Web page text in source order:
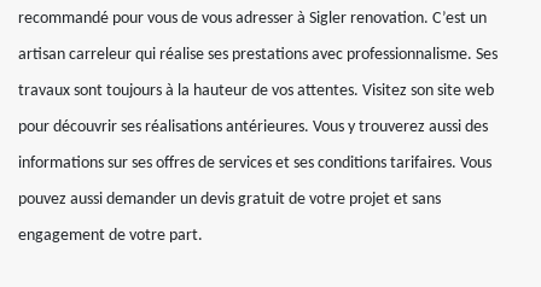
recommandé pour vous de vous adresser à Sigler renovation. C’est un
artisan carreleur qui réalise ses prestations avec professionnalisme. Ses
travaux sont toujours à la hauteur de vos attentes. Visitez son site web
pour découvrir ses réalisations antérieures. Vous y trouverez aussi des
informations sur ses offres de services et ses conditions tarifaires. Vous
pouvez aussi demander un devis gratuit de votre projet et sans
engagement de votre part.